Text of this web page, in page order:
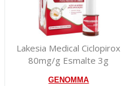
Lakesia Medical Ciclopirox
80mg/g Esmalte 3g
GENOMMA